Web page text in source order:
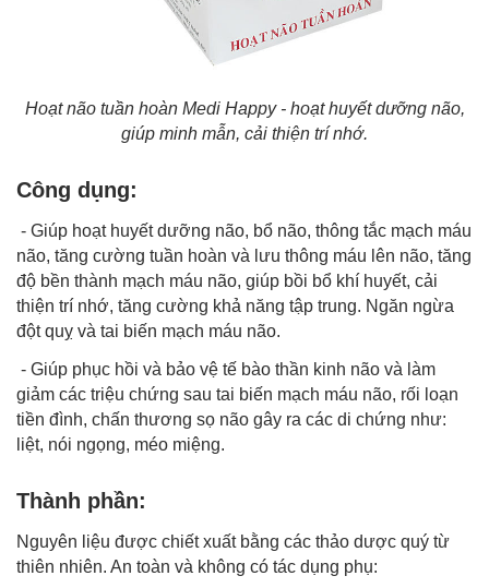
Hoạt não tuần hoàn Medi Happy - hoạt huyết dưỡng não,
giúp minh mẫn, cải thiện trí nhớ.
Công dụng:
- Giúp hoạt huyết dưỡng não, bổ não, thông tắc mạch máu
não, tăng cường tuần hoàn và lưu thông máu lên não, tăng
độ bền thành mạch máu não, giúp bồi bổ khí huyết, cải
thiện trí nhớ, tăng cường khả năng tập trung. Ngăn ngừa
đột quỵ và tai biến mạch máu não.
- Giúp phục hồi và bảo vệ tế bào thần kinh não và làm
giảm các triệu chứng sau tai biến mạch máu não, rối loạn
tiền đình, chấn thương sọ não gây ra các di chứng như:
liệt, nói ngọng, méo miệng.
Thành phần:
Nguyên liệu được chiết xuất bằng các thảo dược quý từ
thiên nhiên. An toàn và không có tác dụng phụ: